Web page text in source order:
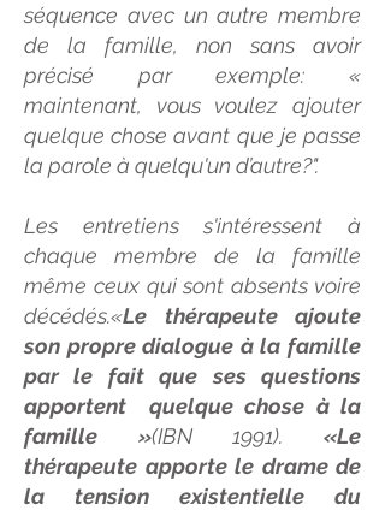
séquence avec un autre membre
de la famille, non sans avoir
précisé par exemple: «
maintenant, vous voulez ajouter
quelque chose avant que je passe
la parole à quelqu'un d’autre?".
Les entretiens s'intéressent à
chaque membre de la famille
même ceux qui sont absents voire
décédés.«Le thérapeute ajoute
son propre dialogue à la famille
par le fait que ses questions
apportent quelque chose à la
famille »(IBN 1991).«Le
thérapeute apporte le drame de
la tension existentielle du